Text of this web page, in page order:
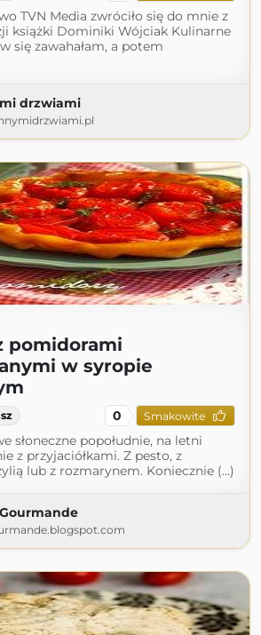
TVN Media zwróciło się do mnie z
książki Dominiki Wójciak Kulinarne
się zawahałam, a potem
drzwiami
pomidorami
w syropie
0 Smakowite
słoneczne popołudnie, na letni
z przyjaciółkami. Z pesto, z
lub z rozmarynem. Koniecznie (...)